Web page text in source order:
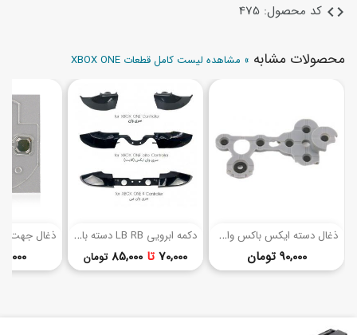
code کد محصول: 475
محصولات مشابه » مشاهده لیست کامل قطعات XBOX ONE
ذ
غال دسته ایکس باکس وان اس
قیمت 90,000 تومان
د
کمه ابرویی LB RB دسته بازی ایکس باکس وان
قیمت 70,000 تا 85,000 تومان 55,000